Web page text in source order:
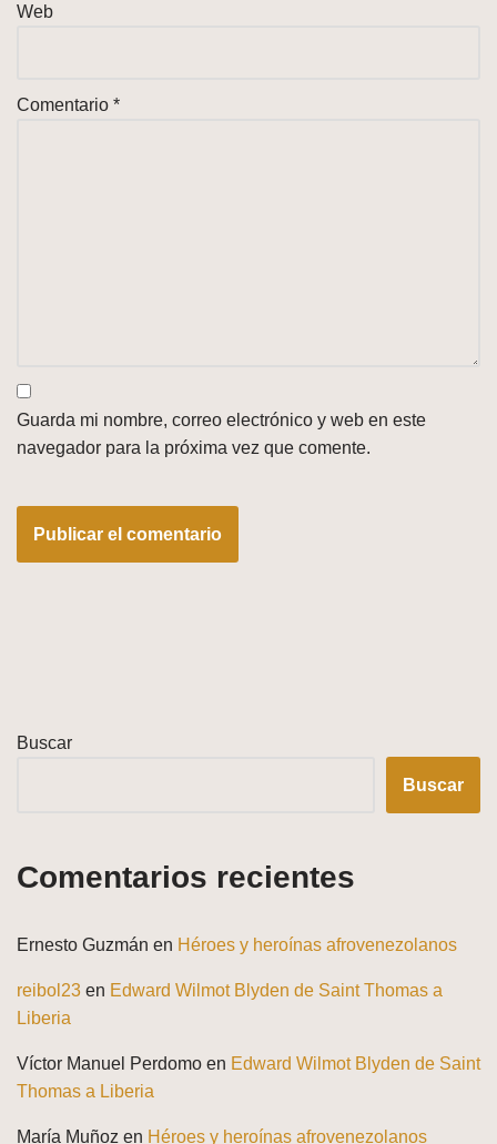
Web
Comentario *
Guarda mi nombre, correo electrónico y web en este
navegador para la próxima vez que comente.
Buscar
Buscar
Comentarios recientes
Ernesto Guzmán en Héroes y heroínas afrovenezolanos
reibol23 en Edward Wilmot Blyden de Saint Thomas a
Liberia
Víctor Manuel Perdomo en Edward Wilmot Blyden de Saint
Thomas a Liberia
María Muñoz en Héroes y heroínas afrovenezolanos